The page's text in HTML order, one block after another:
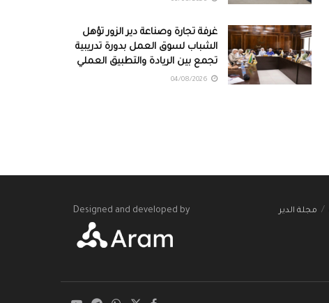
غرفة تجارة وصناعة دير الزور تؤهل
الشباب لسوق العمل بدورة تدريبية
تجمع بين الريادة والتطبيق العملي
مجلة الدير Designed and developed by